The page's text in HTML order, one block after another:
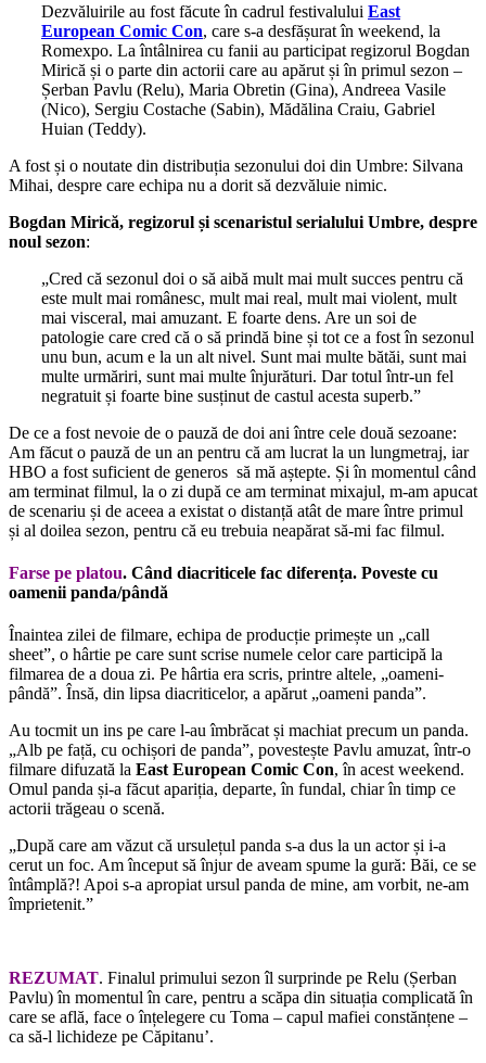
Dezvăluirile au fost făcute în cadrul festivalului East
European Comic Con, care s-a desfășurat în weekend, la
Romexpo. La întâlnirea cu fanii au participat regizorul Bogdan
Mirică și o parte din actorii care au apărut și în primul sezon –
Șerban Pavlu (Relu), Maria Obretin (Gina), Andreea Vasile
(Nico), Sergiu Costache (Sabin), Mădălina Craiu, Gabriel
Huian (Teddy).
A fost și o noutate din distribuția sezonului doi din Umbre: Silvana
Mihai, despre care echipa nu a dorit să dezvăluie nimic.
Bogdan Mirică, regizorul și scenaristul serialului Umbre, despre
noul sezon:
„Cred că sezonul doi o să aibă mult mai mult succes pentru că
este mult mai românesc, mult mai real, mult mai violent, mult
mai visceral, mai amuzant. E foarte dens. Are un soi de
patologie care cred că o să prindă bine și tot ce a fost în sezonul
unu bun, acum e la un alt nivel. Sunt mai multe bătăi, sunt mai
multe urmăriri, sunt mai multe înjurături. Dar totul într-un fel
negratuit și foarte bine susținut de castul acesta superb.”
De ce a fost nevoie de o pauză de doi ani între cele două sezoane:
Am făcut o pauză de un an pentru că am lucrat la un lungmetraj, iar
HBO a fost suficient de generos să mă aștepte. Și în momentul când
am terminat filmul, la o zi după ce am terminat mixajul, m-am apucat
de scenariu și de aceea a existat o distanță atât de mare între primul
și al doilea sezon, pentru că eu trebuia neapărat să-mi fac filmul.
Farse pe platou. Când diacriticele fac diferența. Poveste cu
oamenii panda/pândă
Înaintea zilei de filmare, echipa de producție primește un „call
sheet”, o hârtie pe care sunt scrise numele celor care participă la
filmarea de a doua zi. Pe hârtia era scris, printre altele, „oameni-
pândă”. Însă, din lipsa diacriticelor, a apărut „oameni panda”.
Au tocmit un ins pe care l-au îmbrăcat și machiat precum un panda.
„Alb pe față, cu ochișori de panda”, povestește Pavlu amuzat, într-o
filmare difuzată la East European Comic Con, în acest weekend.
Omul panda și-a făcut apariția, departe, în fundal, chiar în timp ce
actorii trăgeau o scenă.
„După care am văzut că ursulețul panda s-a dus la un actor și i-a
cerut un foc. Am început să înjur de aveam spume la gură: Băi, ce se
întâmplă?! Apoi s-a apropiat ursul panda de mine, am vorbit, ne-am
împrietenit.”
REZUMAT. Finalul primului sezon îl surprinde pe Relu (Șerban
Pavlu) în momentul în care, pentru a scăpa din situația complicată în
care se află, face o înțelegere cu Toma – capul mafiei constănțene –
ca să-l lichideze pe Căpitanu’.